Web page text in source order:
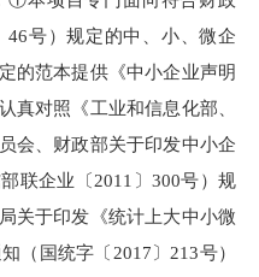
号）规定的中、小、微企
的范本提供《中小企业声明
真对照《工业和信息化部、
会、财政部关于印发中小企
联企业〔2011〕300号）规
关于印发《统计上大中小微
（国统字〔2017〕213号）